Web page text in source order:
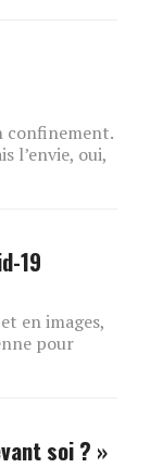
confinement.
l’envie, oui,
19
en images,
pour
soi ? »